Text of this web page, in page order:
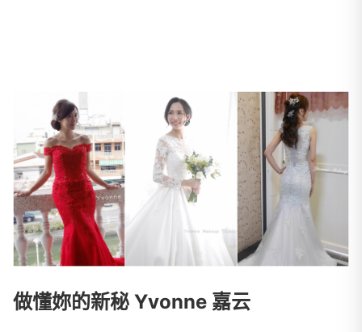
做懂妳的新秘 Yvonne 嘉云